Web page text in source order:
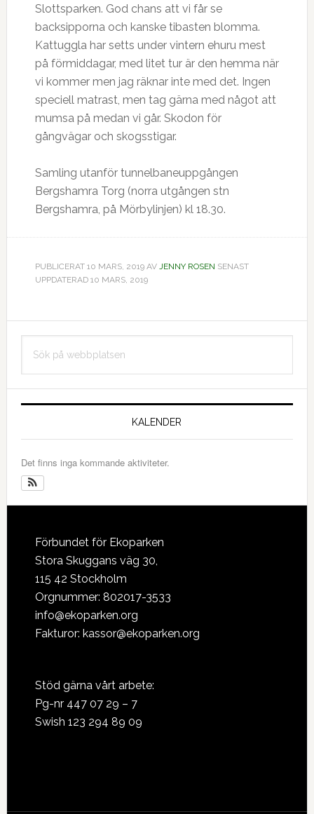
Slottsparken. God chans att vi får se
backsipporna och kanske tibasten blomma.
Kattuggla har setts under vintern ehuru mest
på förmiddagar, med litet tur är den hemma när
vi kommer men jag räknar inte med det. Ingen
speciell matrast, men tag gärna med något att
mumsa på medan vi går. Skodon för
gångvägar och skogsstigar.
Samling utanför tunnelbaneuppgången
Bergshamra Torg (norra utgången stn
Bergshamra, på Mörbylinjen) kl 18.30.
PUBLICERAT 10 MARS, 2019AV JENNY ROSEN SENAST
UPPDATERAD 10 MARS, 2019
Primärt
sidofält
KALENDER
Det finns inga kommande aktiviteter.
Footer
Förbundet för Ekoparken
Stora Skuggans väg 30,
115 42 Stockholm
Orgnummer: 802017-3533
info@ekoparken.org
Fakturor: kassor@ekoparken.org
Stöd gärna vårt arbete:
Pg-nr 447 07 29 – 7
Swish 123 294 89 09